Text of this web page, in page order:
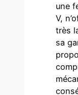
une
V,
très
sa